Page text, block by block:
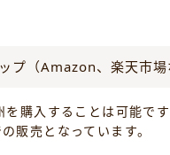
プ（Amazon、楽天市場
を購入することは可能で
販売となっています。